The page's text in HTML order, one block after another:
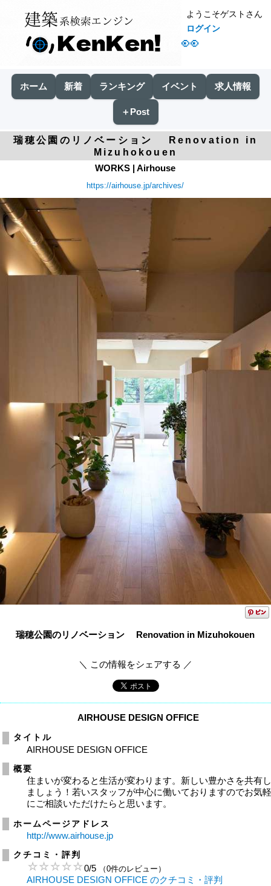
👀
ようこそゲストさん
ログイン
ホーム 新着 ランキング イベント 求人情報
＋Post
瑞穂公園のリノベーション Renovation in
Mizuhokouen
WORKS | Airhouse
https://airhouse.jp/archives/
瑞穂公園のリノベーション Renovation in Mizuhokouen
＼ この情報をシェアする ／
AIRHOUSE DESIGN OFFICE
タイトル
AIRHOUSE DESIGN OFFICE
概要
住まいが変わると生活が変わります。新しい豊かさを共有
ましょう！若いスタッフが中心に働いておりますのでお気
にご相談いただけたらと思います。
ホームページアドレス
http://www.airhouse.jp
クチコミ・評判
0/5 （0件のレビュー）
AIRHOUSE DESIGN OFFICE のクチコミ・評判